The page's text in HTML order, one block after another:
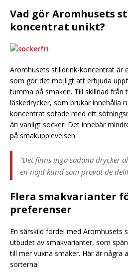
Vad gör Aromhusets
koncentrat unikt?
Aromhusets stilldrink-koncentrat är
som gör det möjligt att erbjuda
tumma på smaken. Till skillnad från
läskedrycker, som brukar innehålla
koncentrat sötade med ett
än vanligt socker. Det innebär
på smakupplevelsen.
“Det finns inga sådana drycker
en nöjd kund som provat de
Flera smakvarianter
preferenser
En särskild fördel med Aromhusets
utbudet av smakvarianter, som
till mer vuxna smaker. Här är några
sorterna: